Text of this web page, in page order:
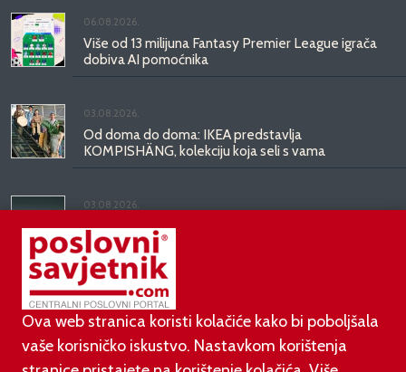
06.08.2026.
Više od 13 milijuna Fantasy Premier League igrača
dobiva AI pomoćnika
03.08.2026.
Od doma do doma: IKEA predstavlja
KOMPISHÄNG, kolekciju koja seli s vama
03.08.2026.
Kineski BYD predstavio luksuznu limuzinu veću od
Mercedesove S-klase, obećava domet do 1.000
kilometara
Ova web stranica koristi kolačiće kako bi poboljšala
vaše korisničko iskustvo. Nastavkom korištenja